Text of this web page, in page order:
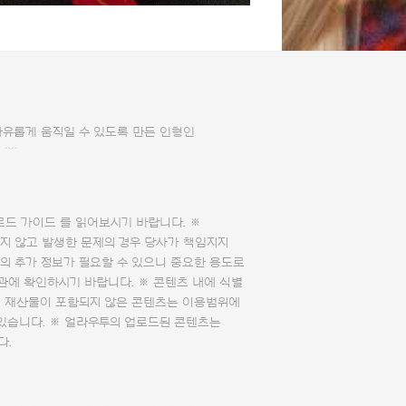
롭게 움직일 수 있도록 만든 인형인
^^
드 가이드 를 읽어보시기 바랍니다. ※
않고 발생한 문제의 경우 당사가 책임지지
추가 정보가 필요할 수 있으니 중요한 용도로
에 확인하시기 바랍니다. ※ 콘텐츠 내에 식별
산물이 포함되지 않은 콘텐츠는 이용범위에
습니다. ※ 얼라우투의 업로드된 콘텐츠는
.